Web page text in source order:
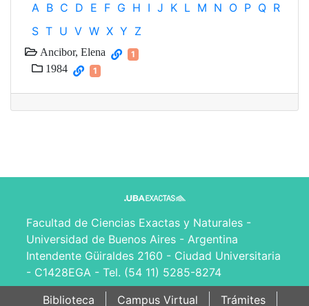
A B C D E F G H I J K L M N O P Q R
S T U V W X Y Z
Ancibor, Elena 1
1984 1
Facultad de Ciencias Exactas y Naturales -
Universidad de Buenos Aires - Argentina
Intendente Güiraldes 2160 - Ciudad Universitaria
- C1428EGA - Tel. (54 11) 5285-8274
Biblioteca
Campus Virtual Trámites